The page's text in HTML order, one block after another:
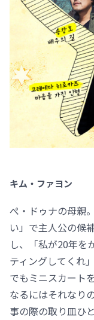
キム・ファヨン
ぺ・ドゥナの母親
い」で主人公の候
し、「私が20年を
ティングしてくれ
でもミニスカート
なるにはそれなり
事の際の取り皿ひ